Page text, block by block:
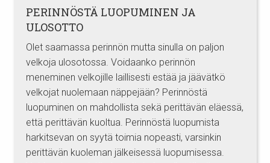
PERINNÖSTÄ LUOPUMINEN JA
ULOSOTTO
Olet saamassa perinnön mutta sinulla on paljon
velkoja ulosotossa. Voidaanko perinnön
meneminen velkojille laillisesti estää ja jäävätkö
velkojat nuolemaan näppejään? Perinnöstä
luopuminen on mahdollista sekä perittävän eläessä,
että perittävän kuoltua. Perinnöstä luopumista
harkitsevan on syytä toimia nopeasti, varsinkin
perittävän kuoleman jälkeisessä luopumisessa.